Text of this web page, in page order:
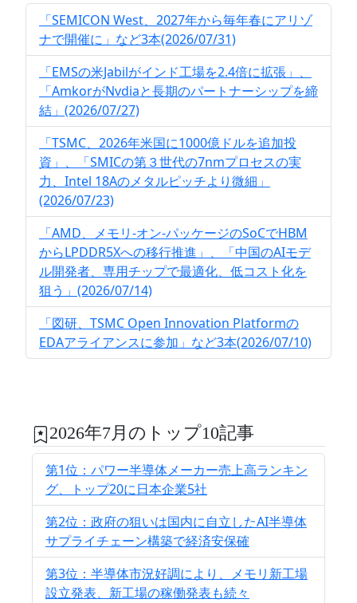
「SEMICON West、2027年から毎年春にアリゾ
ナで開催に」など3本(2026/07/31)
「EMSの米Jabilがインド工場を2.4倍に拡張」、
「AmkorがNvdiaと長期のパートナーシップを締
結」(2026/07/27)
「TSMC、2026年米国に1000億ドルを追加投
資」、「SMICの第３世代の7nmプロセスの実
力、Intel 18Aのメタルピッチより微細」
(2026/07/23)
「AMD、メモリ-オン-パッケージのSoCでHBM
からLPDDR5Xへの移行推進」、「中国のAIモデ
ル開発者、専用チップで最適化、低コスト化を
狙う」(2026/07/14)
「図研、TSMC Open Innovation Platformの
EDAアライアンスに参加」など3本(2026/07/10)
2026年7月のトップ10記事
第1位：パワー半導体メーカー売上高ランキン
グ、トップ20に日本企業5社
第2位：政府の狙いは国内に自立したAI半導体
サプライチェーン構築で経済安保確
第3位：半導体市況好調により、メモリ新工場
設立発表、新工場の稼働発表も続々